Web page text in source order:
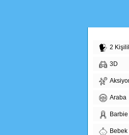
2
3D
Araba
Barbie
Bebek